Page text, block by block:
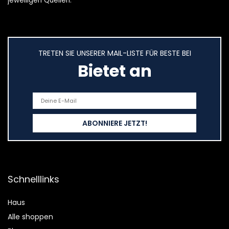
TRETEN SIE UNSERER MAIL-LISTE FÜR BESTE BEI
Bietet an
Schnelllinks
Haus
Alle shoppen